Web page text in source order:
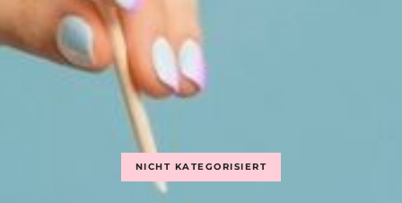
NICHT KATEGORISIERT